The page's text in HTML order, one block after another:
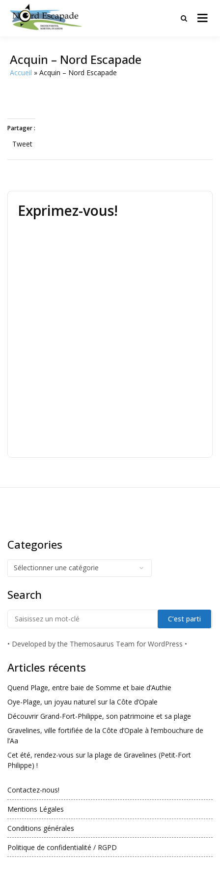
Tourisme et randonnées en Hauts
Acquin – Nord Escapade
Accueil Acquin – Nord Escapade
Partager :
Tweet
Exprimez-vous!
Categories
Search
• Developed by the Themosaurus Team for WordPress •
Articles récents
Quend Plage, entre baie de Somme et baie d’Authie
Oye-Plage, un joyau naturel sur la Côte d’Opale
Découvrir Grand-Fort-Philippe, son patrimoine et sa plage
Gravelines, ville fortifiée de la Côte d’Opale à l’embouchure de
l’Aa
Cet été, rendez-vous sur la plage de Gravelines (Petit-Fort
Philippe) !
Contactez-nous!
Mentions Légales
Conditions générales
Politique de confidentialité / RGPD